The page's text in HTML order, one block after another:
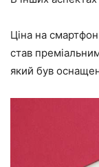
Ціна на
став
який був